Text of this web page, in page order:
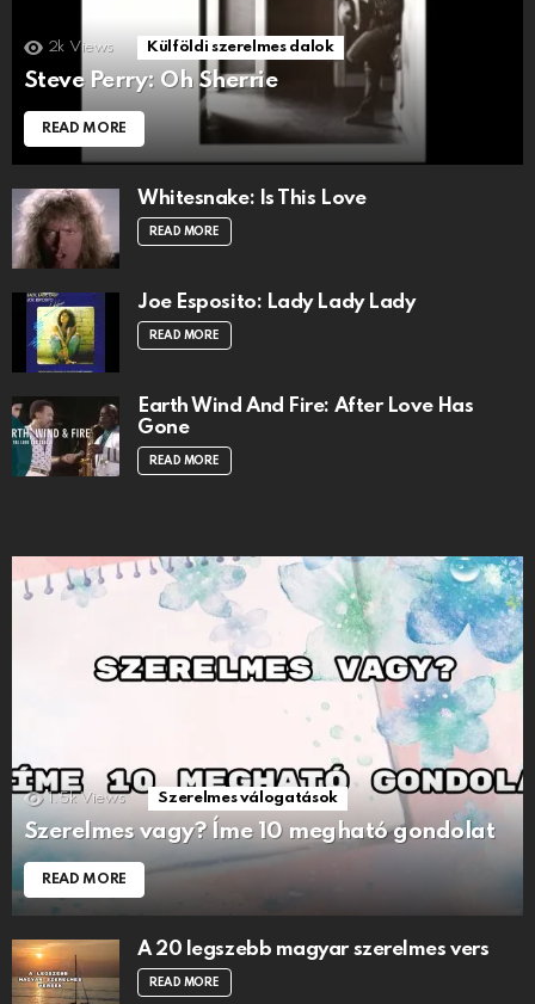
2k Views Külföldi szerelmes dalok
Steve Perry: Oh Sherrie
READ MORE
Whitesnake: Is This Love
READ MORE
Joe Esposito: Lady Lady Lady
READ MORE
Earth Wind And Fire: After Love Has
Gone
READ MORE
1.5k Views Szerelmes válogatások
Szerelmes vagy? Íme 10 megható gondolat
READ MORE
A 20 legszebb magyar szerelmes vers
READ MORE